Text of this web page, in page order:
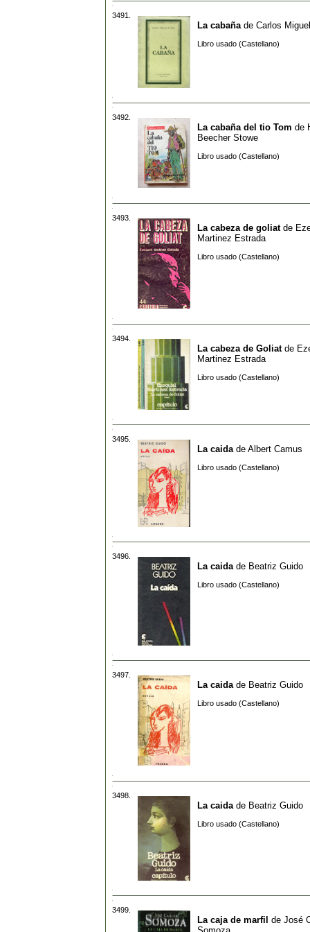
3491.
La cabaña de Carlos
Libro usado (Castellano)
3492.
La cabaña del tio Tom de
Beecher Stowe
Libro usado (Castellano)
3493.
La cabeza de goliatde
Martinez Estrada
Libro usado (Castellano)
3494.
La cabeza de Goliatde
Martinez Estrada
Libro usado (Castellano)
3495.
La caida de Albert Camus
Libro usado (Castellano)
3496.
La caida de Beatriz Guido
Libro usado (Castellano)
3497.
La caida de Beatriz Guido
Libro usado (Castellano)
3498.
La caida de Beatriz Guido
Libro usado (Castellano)
3499.
La caja de marfil de José